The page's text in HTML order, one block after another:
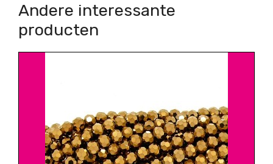
Andere interessante
producten